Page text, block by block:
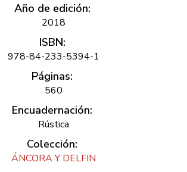
Año de edición:
2018
ISBN:
978-84-233-5394-1
Páginas:
560
Encuadernación:
Rústica
Colección:
ÁNCORA Y DELFIN